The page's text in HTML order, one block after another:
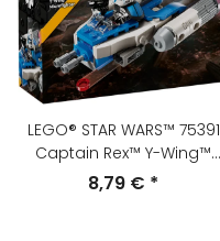
LEGO® STAR WARS™ 75391
Captain Rex™ Y-Wing™
Microfighter
8,79 € *